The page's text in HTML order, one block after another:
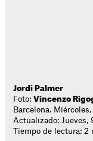
Jordi Palmer
Foto:Vincenzo
Barcelona.
Actualizado: Jueves,
Tiempo de lectura: 2